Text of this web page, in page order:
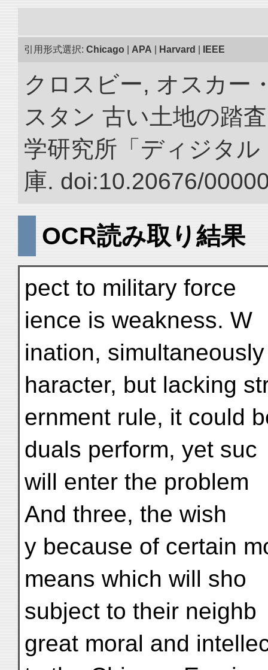
引用形式選択: Chicago APA Harvard IEEE
クロスビー, オスカー
スタン 古い土地の踏
学研究所「ディジタ
庫. doi:10.20676/
OCR読み取り結果
pect to military force
ience is weakness. W
ination, simultaneously
haracter, but lacking
ernment rule, it could
duals perform, yet suc
will enter the problem
And three, the wish
y because of certain
means which will sho
subject to their neighb
great moral and